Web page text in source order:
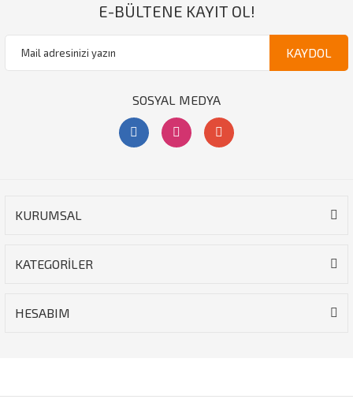
KURUMSAL
KATEGORİLER
HESABIM
E-BÜLTENE KAYIT OL!
KAYDOL
SOSYAL MEDYA